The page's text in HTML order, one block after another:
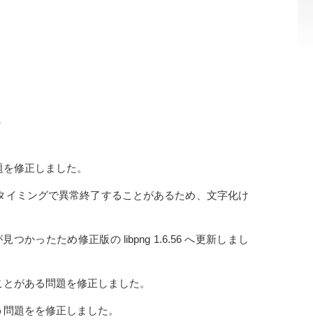
修正しました。
ミングで異常終了することがあるため、文字化け
つかったため修正版の libpng 1.6.56 へ更新しまし
がある問題を修正しました。
題をを修正しました。